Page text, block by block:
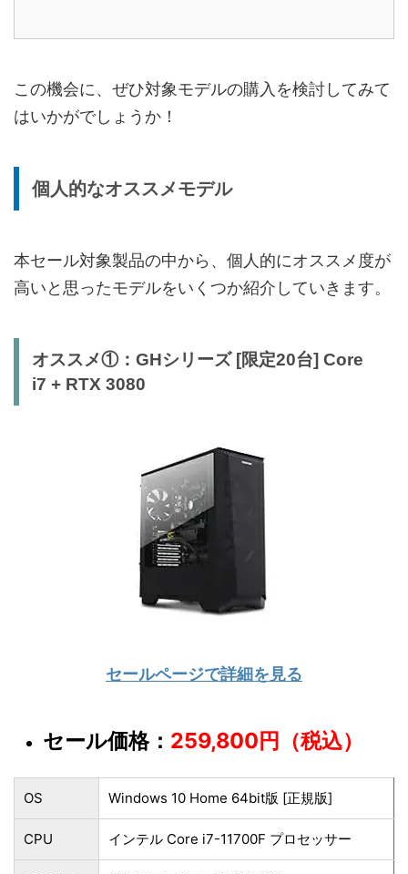
この機会に、ぜひ対象モデルの購入を検討してみて
はいかがでしょうか！
個人的なオススメモデル
本セール対象製品の中から、個人的にオススメ度が
高いと思ったモデルをいくつか紹介していきます。
オススメ①：GHシリーズ [限定20台] Core
i7 + RTX 3080
セールページで詳細を見る
セール価格： 259,800円（税込）
OS Windows 10 Home 64bit版 [正規版]
CPU インテル Core i7-11700F プロセッサー